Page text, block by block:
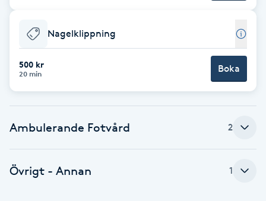
Color correction
Cryoterapi
Damklippning
Diamantslipning
E
Nagelklippning
500 kr
20 min Boka
Ambulerande Fotvård 2
Övrigt - Annan 1